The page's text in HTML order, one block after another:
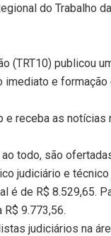
do Trabalho
(TRT10) publicou
e
e receba as notícias
todo, são
judiciário e
é de R$ 8.529,65.
9.773,56.
judiciários na